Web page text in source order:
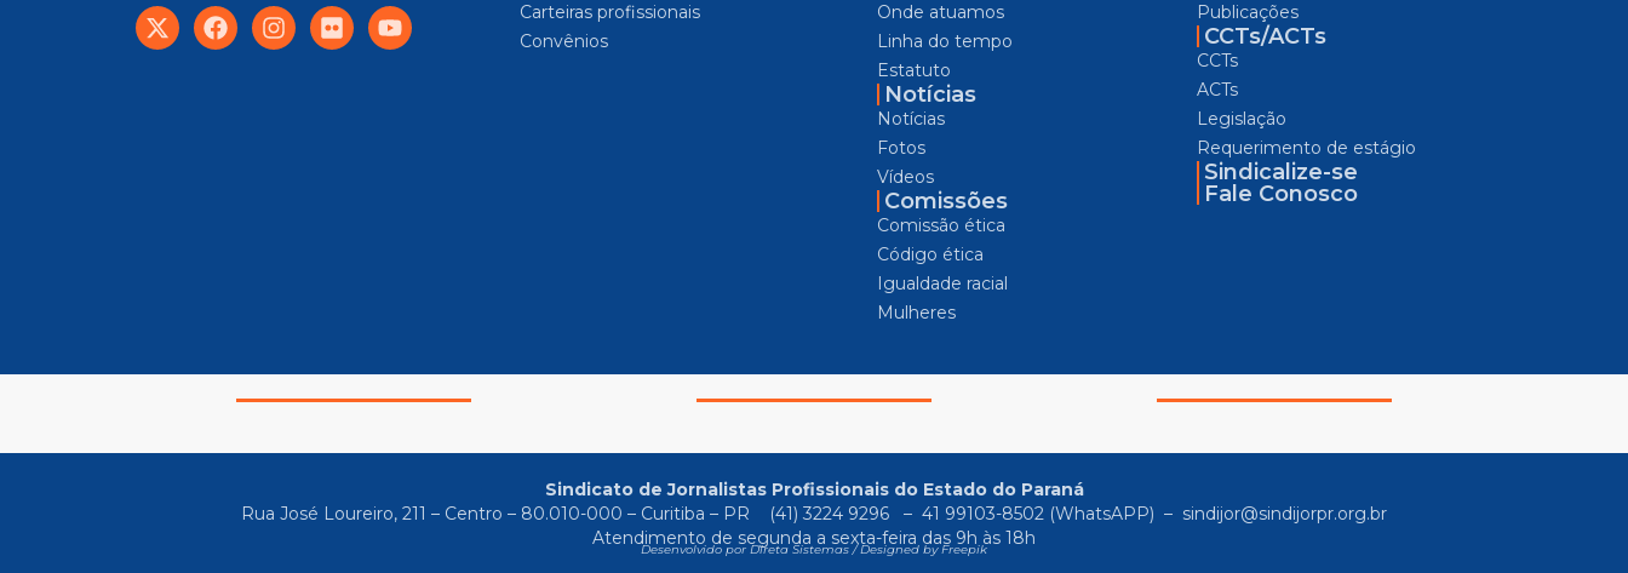
Carteiras profissionais
Convênios
Onde atuamos
Linha do tempo
Estatuto
Notícias
Notícias
Fotos
Vídeos
Comissões
Comissão ética
Código ética
Igualdade racial
Mulheres
Publicações
CCTs/ACTs
CCTs
ACTs
Legislação
Requerimento de estágio
Sindicalize-se
Fale Conosco
Sindicato de Jornalistas Profissionais do Estado do Paraná
Rua José Loureiro, 211 – Centro – 80.010-000 – Curitiba – PR
(41) 3224 9296 – 41 99103-8502 (WhatsAPP) – sindijor@sindijorpr.org.br
Atendimento de segunda a sexta-feira das 9h às 18h
Desenvolvido por Direta Sistemas /Designed by Freepik